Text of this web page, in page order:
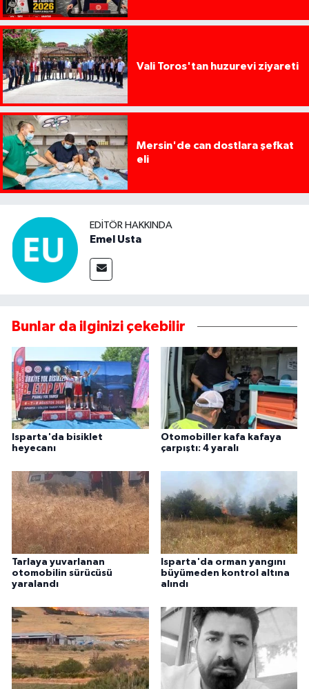
Vali Toros'tan huzurevi ziyareti
Mersin'de can dostlara şefkat
eli
EDITÖR HAKKINDA
Emel Usta
Bunlar da ilginizi çekebilir
Isparta'da bisiklet
heyecanı
Otomobiller kafa kafaya
çarpıştı: 4 yaralı
Tarlaya yuvarlanan
otomobilin sürücüsü
yaralandı
Isparta'da orman yangını
büyümeden kontrol altına
alındı